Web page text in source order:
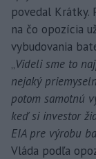
povedal
na čo opozícia
vybudovania
„Videli sme to
nejaký
potom samotnú
keď si investor
EIA pre výrobu
Vláda podľa